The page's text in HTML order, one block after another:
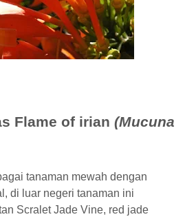
Flame of irian (Mucuna
tanaman mewah dengan
di luar negeri tanaman ini
Scralet Jade Vine, red jade